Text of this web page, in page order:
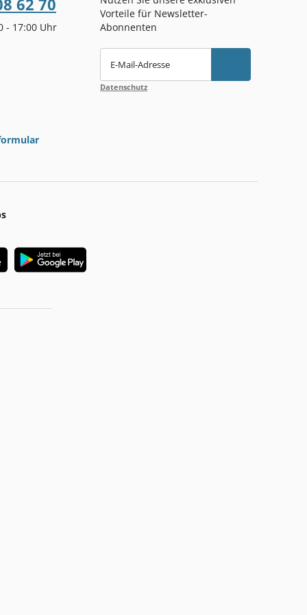
- 17:00 Uhr
Vorteile für Newsletter-
Abonnenten
E-Mail-Adresse
Datenschutz